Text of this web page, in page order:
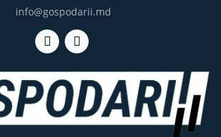
info@gospodarii.md